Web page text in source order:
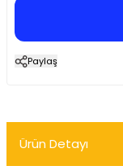
Paylaş
Ürün Detayı